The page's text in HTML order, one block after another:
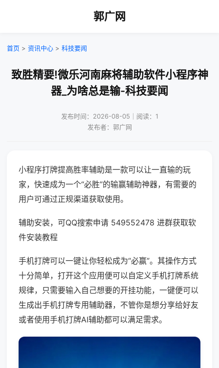
郭广网
首页 > 资讯中心 > 科技要闻
致胜精要!微乐河南麻将辅助软件小程序神
器_为啥总是输-科技要闻
发布时间：2026-08-05｜阅读：1
发布者：郭广网
小程序打牌提高胜率辅助是一款可以让一直输的玩
家，快速成为一个“必胜”的输赢辅助神器，有需要的
用户可通过正规渠道获取使用。
辅助安装，可QQ搜索申请 549552478 进群获取软
件安装教程
手机打牌可以一键让你轻松成为“必赢”。其操作方式
十分简单，打开这个应用便可以自定义手机打牌系统
规律，只需要输入自己想要的开挂功能，一键便可以
生成出手机打牌专用辅助器，不管你是想分享给好友
或者使用手机打牌AI辅助都可以满足需求。